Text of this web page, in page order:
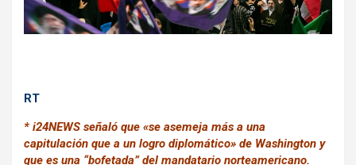
RT
* i24NEWS señaló que «se asemeja más a una
capitulación que a un logro diplomático» de Washington y
que es una “bofetada” del mandatario norteamericano.